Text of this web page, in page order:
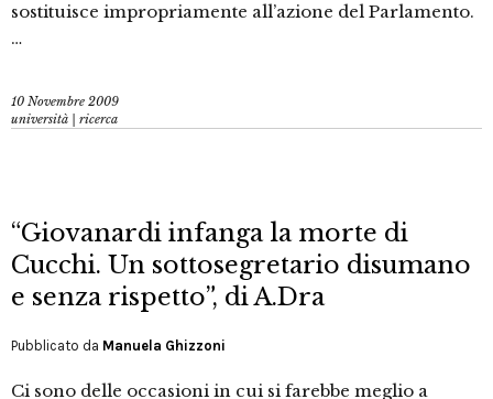
sostituisce impropriamente all’azione del Parlamento.
…
10 Novembre 2009
università | ricerca
“Giovanardi infanga la morte di
Cucchi. Un sottosegretario disumano
e senza rispetto”, di A.Dra
Pubblicato da Manuela Ghizzoni
Ci sono delle occasioni in cui si farebbe meglio a